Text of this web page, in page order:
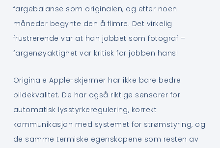
fargebalanse som originalen, og etter noen
måneder begynte den å flimre. Det virkelig
frustrerende var at han jobbet som fotograf –
fargenøyaktighet var kritisk for jobben hans!
Originale Apple-skjermer har ikke bare bedre
bildekvalitet. De har også riktige sensorer for
automatisk lysstyrkeregulering, korrekt
kommunikasjon med systemet for strømstyring, og
de samme termiske egenskapene som resten av